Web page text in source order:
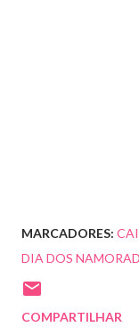
MARCADORES:
DIA DOS
COMPARTILHAR